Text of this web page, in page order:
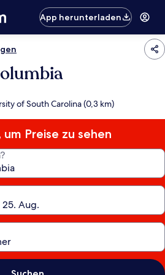
App herunterladen
of South Carolina (0,3 km)
Preise zu sehen